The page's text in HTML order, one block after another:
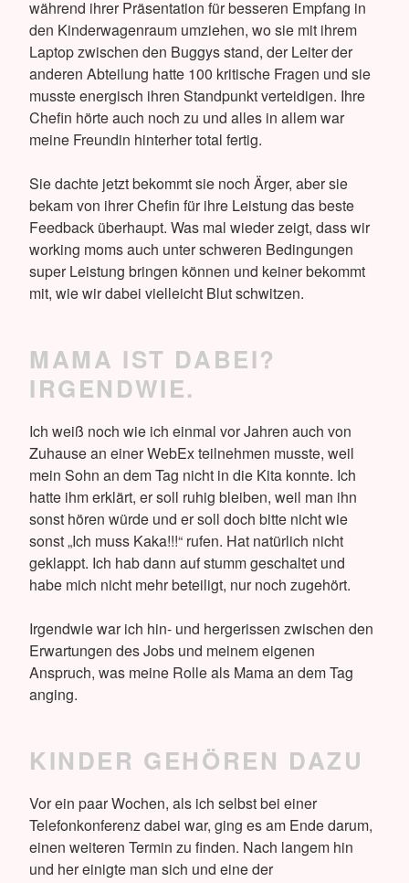
während ihrer Präsentation für besseren Empfang in
den Kinderwagenraum umziehen, wo sie mit ihrem
Laptop zwischen den Buggys stand, der Leiter der
anderen Abteilung hatte 100 kritische Fragen und sie
musste energisch ihren Standpunkt verteidigen. Ihre
Chefin hörte auch noch zu und alles in allem war
meine Freundin hinterher total fertig.
Sie dachte jetzt bekommt sie noch Ärger, aber sie
bekam von ihrer Chefin für ihre Leistung das beste
Feedback überhaupt. Was mal wieder zeigt, dass wir
working moms auch unter schweren Bedingungen
super Leistung bringen können und keiner bekommt
mit, wie wir dabei vielleicht Blut schwitzen.
MAMA IST DABEI?
IRGENDWIE.
Ich weiß noch wie ich einmal vor Jahren auch von
Zuhause an einer WebEx teilnehmen musste, weil
mein Sohn an dem Tag nicht in die Kita konnte. Ich
hatte ihm erklärt, er soll ruhig bleiben, weil man ihn
sonst hören würde und er soll doch bitte nicht wie
sonst „Ich muss Kaka!!!“ rufen. Hat natürlich nicht
geklappt. Ich hab dann auf stumm geschaltet und
habe mich nicht mehr beteiligt, nur noch zugehört.
Irgendwie war ich hin- und hergerissen zwischen den
Erwartungen des Jobs und meinem eigenen
Anspruch, was meine Rolle als Mama an dem Tag
anging.
KINDER GEHÖREN DAZU
Vor ein paar Wochen, als ich selbst bei einer
Telefonkonferenz dabei war, ging es am Ende darum,
einen weiteren Termin zu finden. Nach langem hin
und her einigte man sich und eine der